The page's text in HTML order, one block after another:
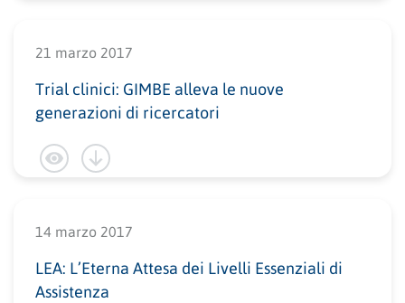
21 marzo 2017
Trial clinici: GIMBE alleva le nuove
generazioni di ricercatori
14 marzo 2017
LEA: L’Eterna Attesa dei Livelli Essenziali di
Assistenza